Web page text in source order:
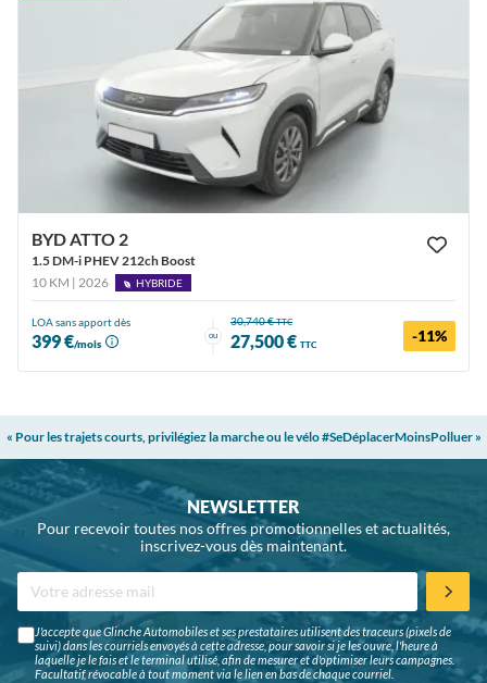
BYD ATTO 2
1.5 DM-i PHEV 212ch Boost
10 KM | 2026
HYBRIDE
LOA sans apport dès
399 €/mois
ou
30,740 €TTC
27,500 € TTC -11%
« Pour les trajets courts, privilégiez la marche ou le vélo #SeDéplacerMoinsPolluer »
NEWSLETTER
Pour recevoir toutes nos offres promotionnelles et actualités,
inscrivez-vous dès maintenant.
J'accepte que Glinche Automobiles et ses prestataires utilisent des traceurs (pixels de
suivi) dans les courriels envoyés à cette adresse, pour savoir si je les ouvre, l'heure à
laquelle je le fais et le terminal utilisé, afin de mesurer et d'optimiser leurs campagnes.
Facultatif, révocable à tout moment via le lien en bas de chaque courriel.